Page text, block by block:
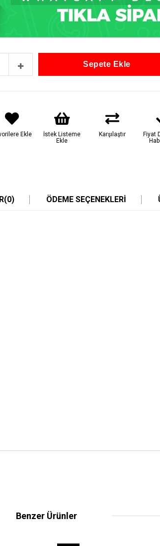
Ekle
İstek Listeme
Ekle
Karşılaştır
Fiyat
(0) ÖDEME SEÇENEKLERI
Benzer Ürünler